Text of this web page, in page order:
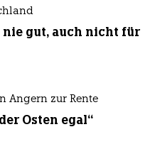
gut, auch nicht für
Angern zur Rente
Osten egal“